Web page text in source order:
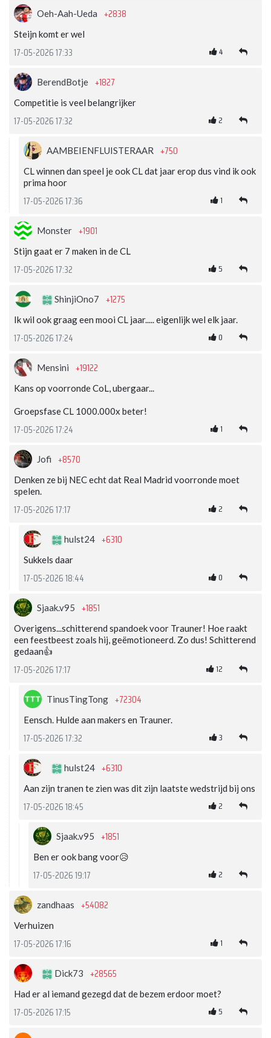
Oeh-Aah-Ueda +2838
Steijn komt er wel
17-05-2026 17:33 4
BerendBotje +1827
Competitie is veel belangrijker
17-05-2026 17:32 2
AAMBEIENFLUISTERAAR +750
CL winnen dan speel je ook CL dat jaar erop dus vind ik ook
prima hoor
17-05-2026 17:36 1
Monster +1901
Stijn gaat er 7 maken in de CL
17-05-2026 17:32 5
ShinjiOno7 +1275
Ik wil ook graag een mooi CL jaar..... eigenlijk wel elk jaar.
17-05-2026 17:24 0
Mensini +19122
Kans op voorronde CoL, ubergaar...
Groepsfase CL 1000.000x beter!
17-05-2026 17:24 1
Jofi +8570
Denken ze bij NEC echt dat Real Madrid voorronde moet
spelen.
17-05-2026 17:17 2
hulst24 +6310
Sukkels daar
17-05-2026 18:44 0
Sjaak.v95 +1851
Overigens...schitterend spandoek voor Trauner! Hoe raakt
een feestbeest zoals hij, geëmotioneerd. Zo dus! Schitterend
gedaan👍
17-05-2026 17:17 12
TinusTingTong +72304
Eensch. Hulde aan makers en Trauner.
17-05-2026 17:32 3
hulst24 +6310
Aan zijn tranen te zien was dit zijn laatste wedstrijd bij ons
17-05-2026 18:45 2
Sjaak.v95 +1851
Ben er ook bang voor😥
17-05-2026 19:17 2
zandhaas +54082
Verhuizen
17-05-2026 17:16 1
Dick73 +28565
Had er al iemand gezegd dat de bezem erdoor moet?
17-05-2026 17:15 5